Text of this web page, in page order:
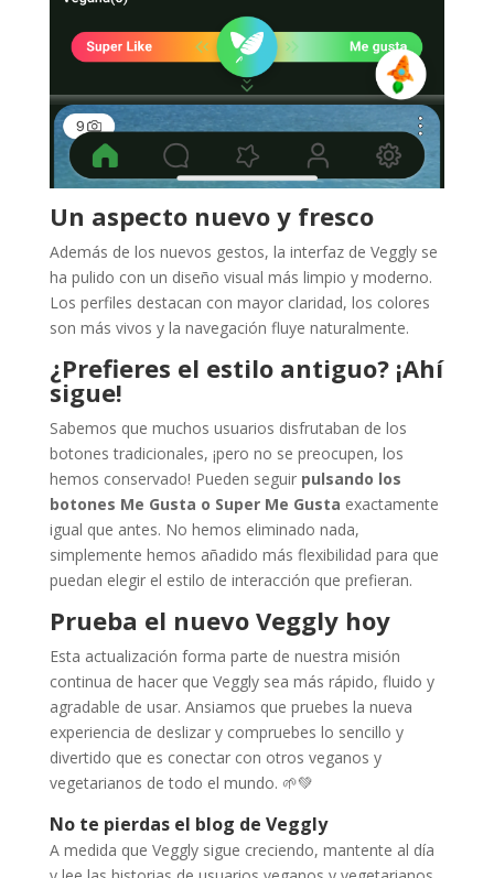
Un aspecto nuevo y fresco
Además de los nuevos gestos, la interfaz de Veggly se
ha pulido con un diseño visual más limpio y moderno.
Los perfiles destacan con mayor claridad, los colores
son más vivos y la navegación fluye naturalmente.
¿Prefieres el estilo antiguo? ¡Ahí
sigue!
Sabemos que muchos usuarios disfrutaban de los
botones tradicionales, ¡pero no se preocupen, los
hemos conservado! Pueden seguir pulsando los
botones Me Gusta o Super Me Gusta exactamente
igual que antes. No hemos eliminado nada,
simplemente hemos añadido más flexibilidad para que
puedan elegir el estilo de interacción que prefieran.
Prueba el nuevo Veggly hoy
Esta actualización forma parte de nuestra misión
continua de hacer que Veggly sea más rápido, fluido y
agradable de usar. Ansiamos que pruebes la nueva
experiencia de deslizar y compruebes lo sencillo y
divertido que es conectar con otros veganos y
vegetarianos de todo el mundo. 🌱💚
No te pierdas el blog de Veggly
A medida que Veggly sigue creciendo, mantente al día